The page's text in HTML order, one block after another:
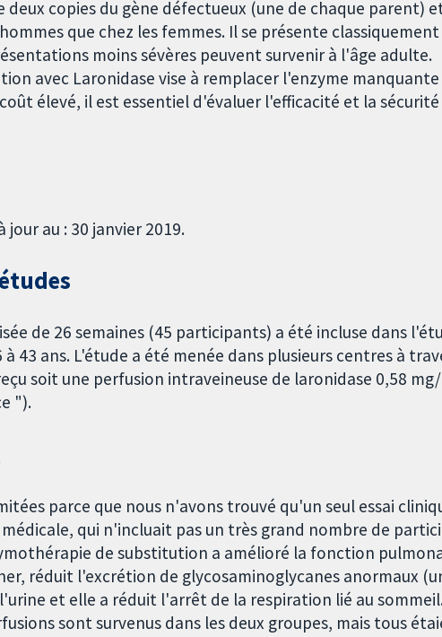
copies du gène défectueux (une de chaque parent)
que chez les femmes. Il se présente
moins sévères peuvent survenir à l'âge adulte.
avec Laronidase vise à remplacer l'enzyme manquante
élevé, il est essentiel d'évaluer l'efficacité et la sécurité
au : 30 janvier 2019.
de 26 semaines (45 participants) a été incluse dans
43 ans. L'étude a été menée dans plusieurs centres à
soit une perfusion intraveineuse de laronidase 0,58
").
parce que nous n'avons trouvé qu'un seul essai
qui n'incluait pas un très grand nombre de
de substitution a amélioré la fonction
réduit l'excrétion de glycosaminoglycanes anormaux
et elle a réduit l'arrêt de la respiration lié au
sont survenus dans les deux groupes, mais tous